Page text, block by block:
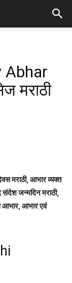
Abhar
मराठी
मराठी, आभार व्यक्त
संदेश जन्मदिन मराठी,
आभार, आभार एवं